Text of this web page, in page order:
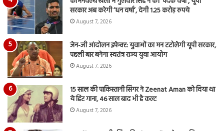
सरकार अब करेगी ‘धन वर्षा’, देगी 1.25 करोड़ रुपये
August 7, 2026
जेन-जी आंदोलन इफेक्ट: युवाओं का मन टटोलेगी यूपी सरकार,
पहली बार बनेगा स्वतंत्र राज्य युवा आयोग
August 7, 2026
15 साल की पाकिस्तानी सिंगर ने Zeenat Aman को दिया था
ये हिट गाना, 46 साल बाद भी है कल्ट
August 7, 2026